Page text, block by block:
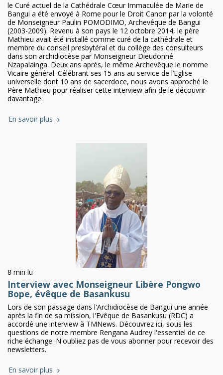
le Curé actuel de la Cathédrale Cœur Immaculée de Marie de
Bangui a été envoyé à Rome pour le Droit Canon par la volonté
de Monseigneur Paulin POMODIMO, Archevêque de Bangui
(2003-2009). Revenu à son pays le 12 octobre 2014, le père
Mathieu avait été installé comme curé de la cathédrale et
membre du conseil presbytéral et du collège des consulteurs
dans son archidiocèse par Monseigneur Dieudonné
Nzapalainga. Deux ans après, le même Archevêque le nomme
Vicaire général. Célébrant ses 15 ans au service de l’Eglise
universelle dont 10 ans de sacerdoce, nous avons approché le
Père Mathieu pour réaliser cette interview afin de le découvrir
davantage.
En savoir plus
8 min lu
Interview avec Monseigneur Libère Pongwo
Bope, évêque de Basankusu
Lors de son passage dans l'Archidiocèse de Bangui une année
après la fin de sa mission, l'Evêque de Basankusu (RDC) a
accordé une interview à TMNews. Découvrez ici, sous les
questions de notre membre Rengana Audrey l'essentiel de ce
riche échange. N'oubliez pas de vous abonner pour recevoir des
newsletters.
En savoir plus